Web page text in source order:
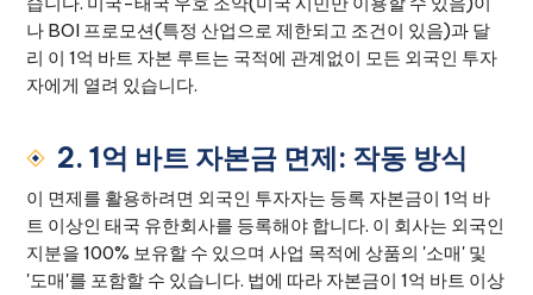
나 BOI 프로모션(특정 산업으로 제한되고 조건이 있음)과 달
리 이 1억 바트 자본 루트는 국적에 관계없이 모든 외국인 투자
자에게 열려 있습니다.
2. 1억 바트 자본금 면제: 작동 방식
이 면제를 활용하려면 외국인 투자자는 등록 자본금이 1억 바
트 이상인 태국 유한회사를 등록해야 합니다. 이 회사는 외국인
지분을 100% 보유할 수 있으며 사업 목적에 상품의 '소매' 및
'도매'를 포함할 수 있습니다. 법에 따라 자본금이 1억 바트 이상